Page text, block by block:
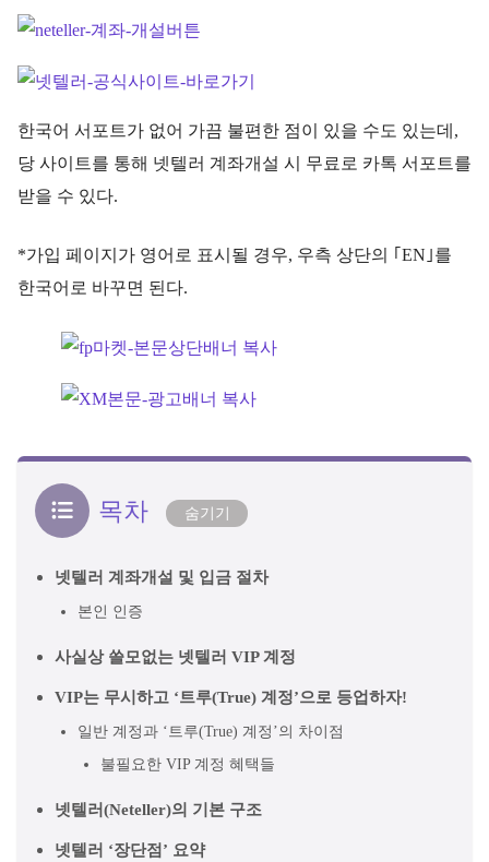
한국어 서포트가 없어 가끔 불편한 점이 있을 수도 있는데,
당 사이트를 통해 넷텔러 계좌개설 시 무료로 카톡 서포트를
받을 수 있다.
*가입 페이지가 영어로 표시될 경우, 우측 상단의 ｢EN｣를
한국어로 바꾸면 된다.
목차 숨기기
넷텔러 계좌개설 및 입금 절차
본인 인증
사실상 쓸모없는 넷텔러 VIP 계정
VIP는 무시하고 ‘트루(True) 계정’으로 등업하자!
일반 계정과 ‘트루(True) 계정’의 차이점
불필요한 VIP 계정 혜택들
넷텔러(Neteller)의 기본 구조
넷텔러 ‘장단점’ 요약